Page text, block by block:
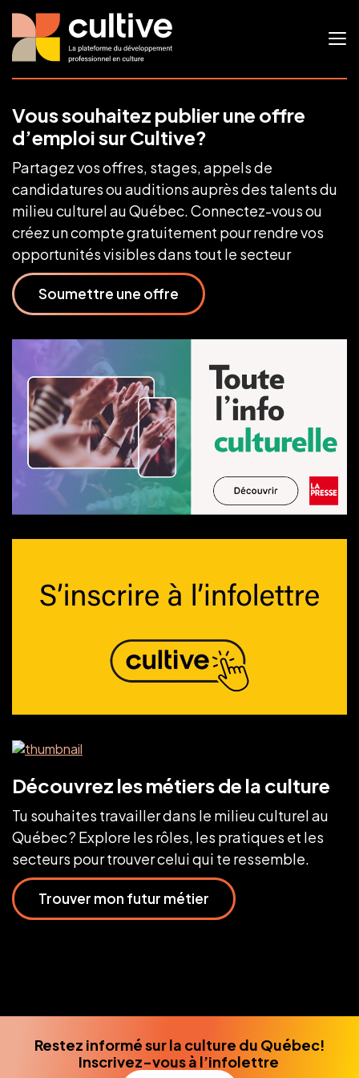
Vous souhaitez publier une offre
d’emploi sur Cultive?
Partagez vos offres, stages, appels de
candidatures ou auditions auprès des talents du
milieu culturel au Québec. Connectez-vous ou
créez un compte gratuitement pour rendre vos
opportunités visibles dans tout le secteur
Soumettre une offre
Découvrez les métiers de la culture
Tu souhaites travailler dans le milieu culturel au
Québec ? Explore les rôles, les pratiques et les
secteurs pour trouver celui qui te ressemble.
Trouver mon futur métier
Restez informé sur la culture du Québec!
Inscrivez-vous à l’infolettre